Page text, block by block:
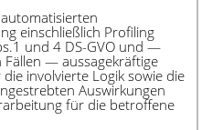
einschließlich Profiling
und 4 DS-GVO und —
Fällen — aussagekräftige
involvierte Logik sowie die
Auswirkungen
für die betroffene